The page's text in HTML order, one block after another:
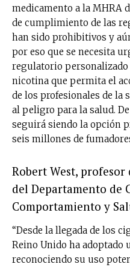
medicamento a la MHRA
de cumplimiento de las
han sido prohibitivos y
por eso que se necesita
regulatorio personalizado
nicotina que permita el
de los profesionales de la
al peligro para la salud.
seguirá siendo la opción
seis millones de
Robert West,
del Departamento de
Comportamiento y
“Desde la llegada de los
Reino Unido ha adoptado
reconociendo su uso